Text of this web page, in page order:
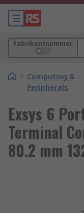
Fabrikantnummer
/ Computing &
Peripherals
Exsys 6
Terminal
80.2 mm